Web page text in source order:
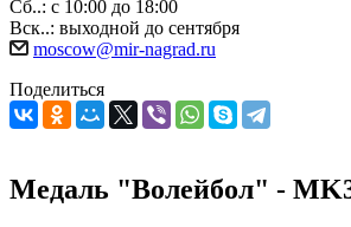
Сб..: с 10:00 до 18:00
Вск..: выходной до сентября
moscow@mir-nagrad.ru
Поделиться
Медаль "Волейбол" -